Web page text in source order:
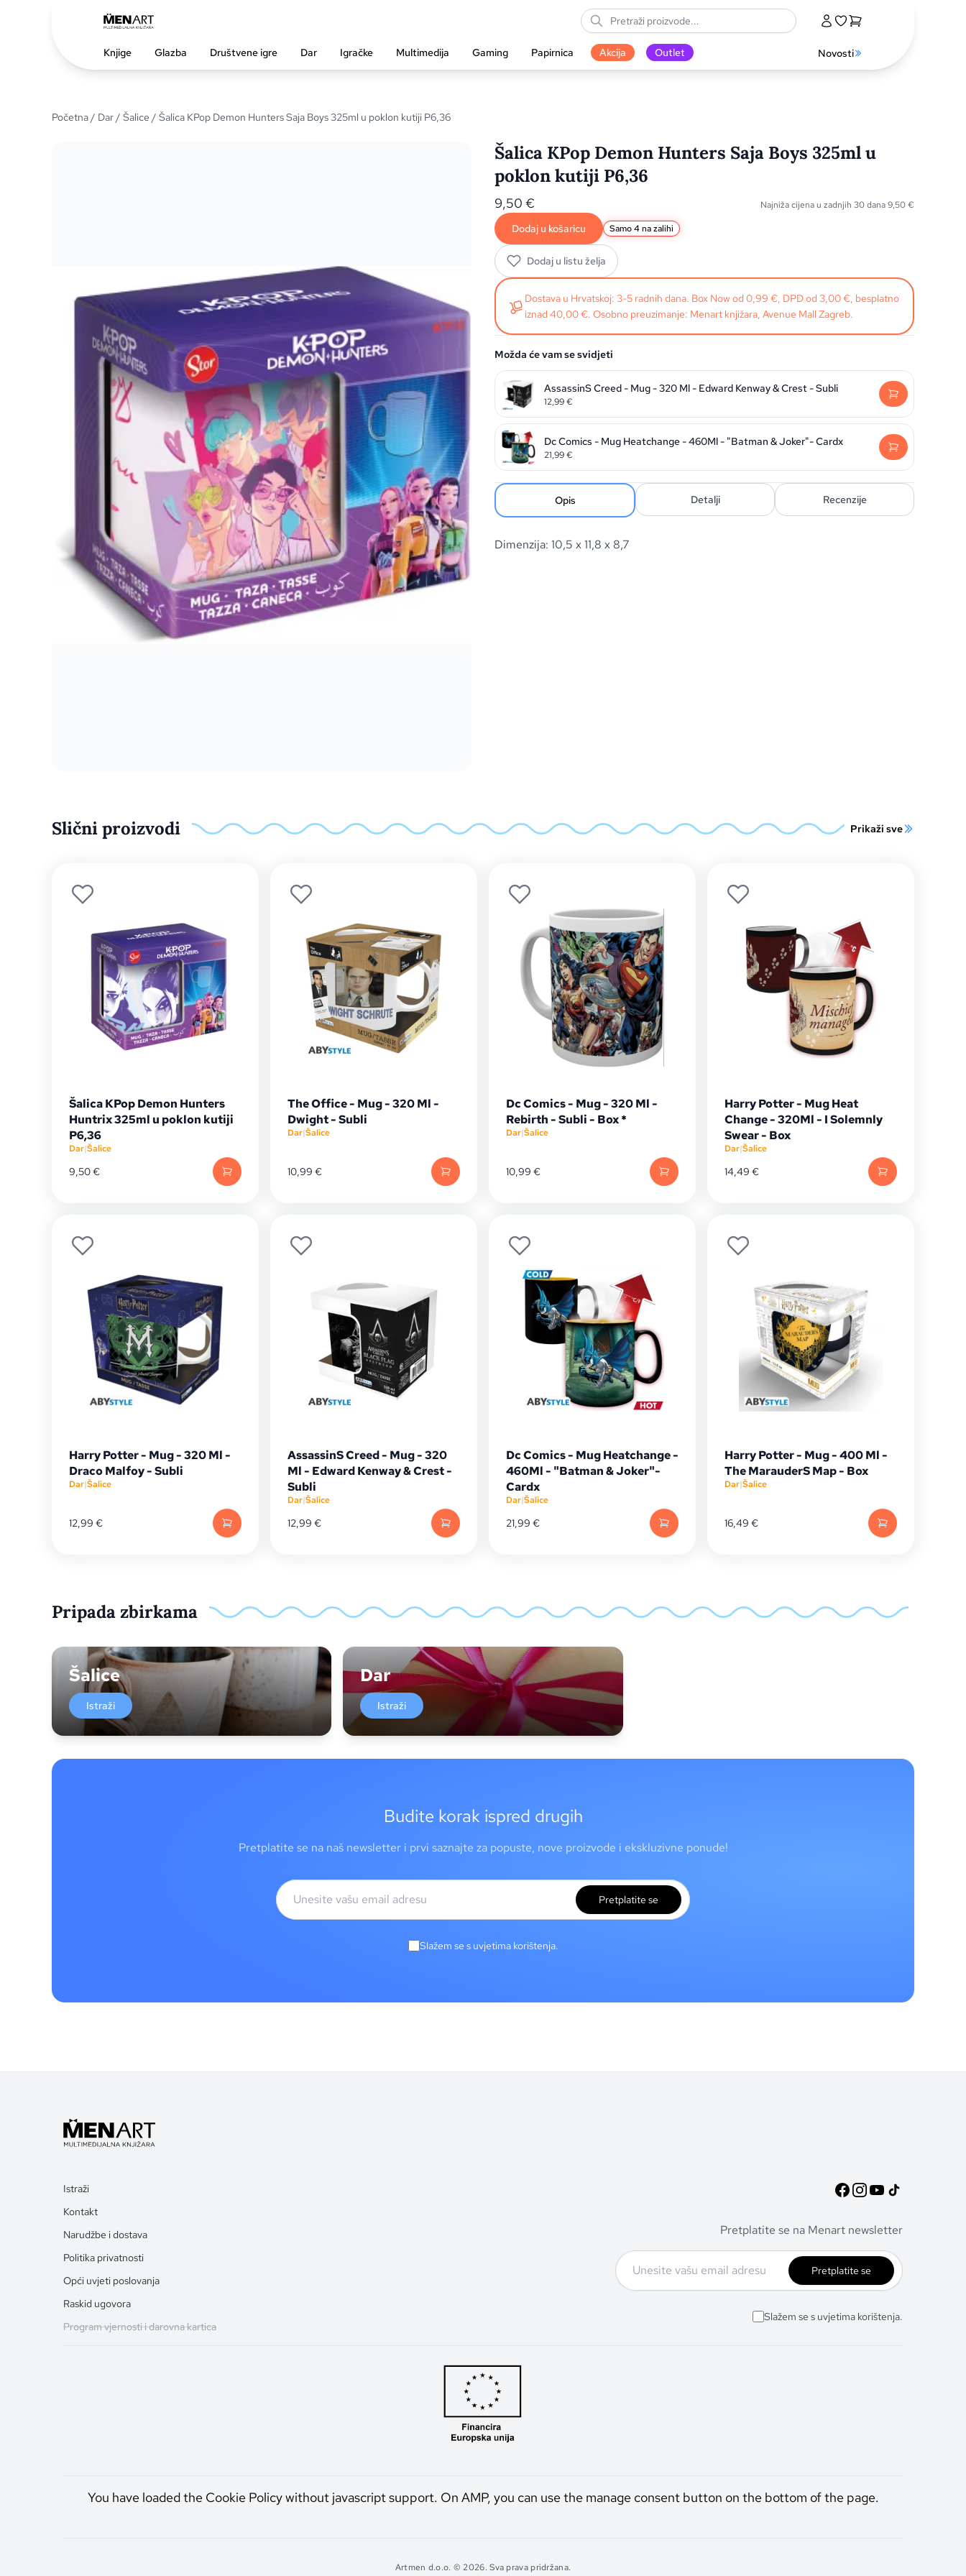
Knjige Glazba Društvene igre Dar Igračke Multimedija Gaming Papirnica Akcija Outlet Novosti
Početna/ Dar/ Šalice / Šalica KPop Demon Hunters Saja Boys 325ml u poklon kutiji P6,36
Šalica KPop Demon Hunters Saja Boys 325ml u
poklon kutiji P6,36
9,50 € Najniža cijena u zadnjih 30 dana9,50€
Dodaj u košaricu Samo 4 na zalihi
Dodaj u listu želja
Dostava u Hrvatskoj: 3-5 radnih dana. Box Now od 0,99 €, DPD od 3,00 €, besplatno
iznad 40,00 €. Osobno preuzimanje: Menart knjižara, Avenue Mall Zagreb.
Možda će vam se svidjeti
AssassinS Creed - Mug - 320 Ml - Edward Kenway & Crest - Subli
12,99€
Dc Comics - Mug Heatchange - 460Ml - "Batman & Joker"- Cardx
21,99€
Opis Detalji Recenzije
Dimenzija: 10,5 x 11,8 x 8,7
Slični proizvodi Prikaži sve
Šalica KPop Demon Hunters
Huntrix 325ml u poklon kutiji
P6,36
Dar|Šalice
9,50€
The Office - Mug - 320 Ml -
Dwight - Subli
Dar|Šalice
10,99 €
Dc Comics - Mug - 320 Ml -
Rebirth - Subli - Box *
Dar|Šalice
10,99 €
Harry Potter - Mug Heat
Change - 320Ml - I Solemnly
Swear - Box
Dar|Šalice
14,49 €
Harry Potter - Mug - 320 Ml -
Draco Malfoy - Subli
Dar|Šalice
12,99 €
AssassinS Creed - Mug - 320
Ml - Edward Kenway & Crest -
Subli
Dar|Šalice
12,99 €
Dc Comics - Mug Heatchange -
460Ml - "Batman & Joker"-
Cardx
Dar|Šalice
21,99 €
Harry Potter - Mug - 400 Ml -
The MarauderS Map - Box
Dar|Šalice
16,49 €
Pripada zbirkama
Šalice
Istraži
Dar
Istraži
Budite korak ispred drugih
Pretplatite se na naš newsletter i prvi saznajte za popuste, nove proizvode i ekskluzivne ponude!
Pretplatite se
Slažem se s uvjetima korištenja.
Istraži
Kontakt
Narudžbe i dostava
Politika privatnosti
Opći uvjeti poslovanja
Raskid ugovora
Program vjernosti i darovna kartica
Pretplatite se na Menart newsletter
Pretplatite se
Slažem se s uvjetima korištenja.
You have loaded the Cookie Policy without javascript support. On AMP, you can use the manage consent button on the bottom of the page.
Artmen d.o.o. © 2026. Sva prava pridržana.